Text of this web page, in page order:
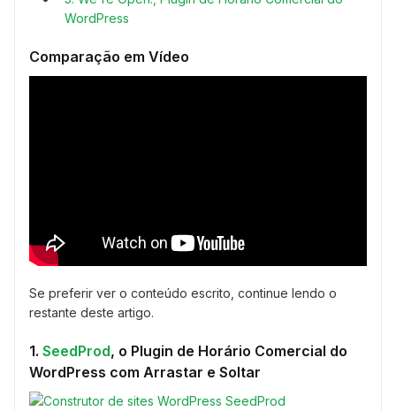
WordPress
Comparação em Vídeo
Se preferir ver o conteúdo escrito, continue lendo o
restante deste artigo.
1. SeedProd, o Plugin de Horário Comercial do
WordPress com Arrastar e Soltar